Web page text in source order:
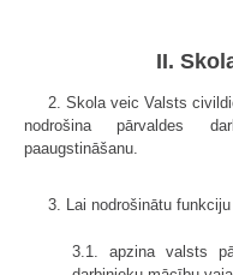
II.
2. Skola veic Valsts
nodrošina pārvaldes
paaugstināšanu.
3. Lai nodrošinātu
3.1. apzina valsts